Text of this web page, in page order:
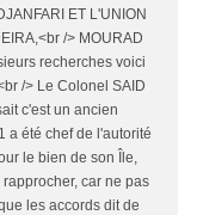
ET L'UNION
/> MOURAD
recherches voici
/> Le Colonel SAID
c'est un ancien
a été chef de l'autorité
le bien de son Île,
car ne pas
les accords dit de